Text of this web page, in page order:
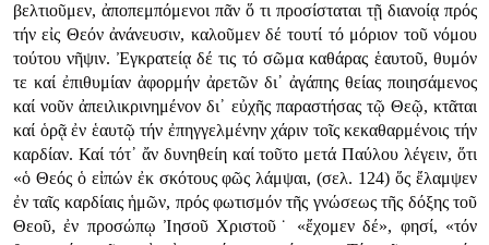
βελτιοῦμεν, ἀποπεμπόμενοι πᾶν ὅ τι προσίσταται τῇ διανοίᾳ πρός
τήν εἰς Θεόν ἀνάνευσιν, καλοῦμεν δέ τουτί τό μόριον τοῦ νόμου
τούτου νῆψιν. Ἐγκρατείᾳ δέ τις τό σῶμα καθάρας ἑαυτοῦ, θυμόν
τε καί ἐπιθυμίαν ἀφορμήν ἀρετῶν δι᾿ ἀγάπης θείας ποιησάμενος
καί νοῦν ἀπειλικρινημένον δι᾿ εὐχῆς παραστήσας τῷ Θεῷ, κτᾶται
καί ὁρᾷ ἐν ἑαυτῷ τήν ἐπηγγελμένην χάριν τοῖς κεκαθαρμένοις τήν
καρδίαν. Καί τότ᾿ ἄν δυνηθείη καί τοῦτο μετά Παύλου λέγειν, ὅτι
«ὁ Θεός ὁ εἰπών ἐκ σκότους φῶς λάμψαι, (σελ. 124) ὅς ἔλαμψεν
ἐν ταῖς καρδίαις ἡμῶν, πρός φωτισμόν τῆς γνώσεως τῆς δόξης τοῦ
Θεοῦ, ἐν προσώπῳ Ἰησοῦ Χριστοῦ˙ «ἔχομεν δέ», φησί, «τόν